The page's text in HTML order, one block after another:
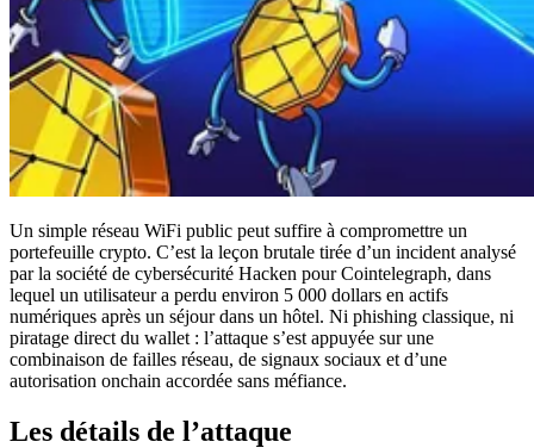
Un simple réseau WiFi public peut suffire à compromettre un
portefeuille crypto. C’est la leçon brutale tirée d’un incident analysé
par la société de cybersécurité Hacken pour Cointelegraph, dans
lequel un utilisateur a perdu environ 5 000 dollars en actifs
numériques après un séjour dans un hôtel. Ni phishing classique, ni
piratage direct du wallet : l’attaque s’est appuyée sur une
combinaison de failles réseau, de signaux sociaux et d’une
autorisation onchain accordée sans méfiance.
Les détails de l’attaque